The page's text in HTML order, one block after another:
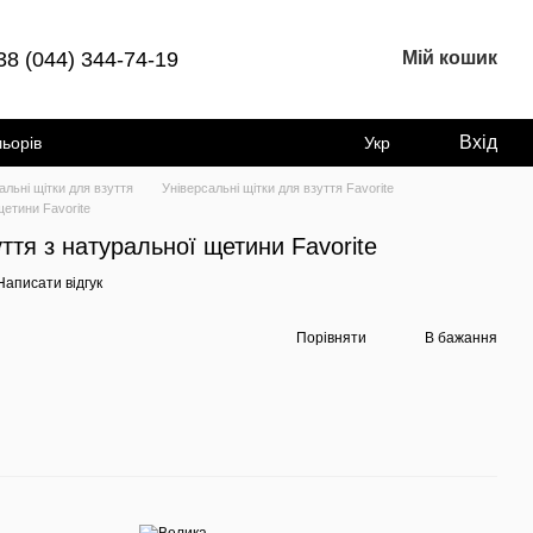
(044) 344-74-19 Мій кошик
Укр Вхід
щітки для взуття
Універсальні щітки для взуття Favorite
Favorite
з натуральної щетини Favorite
відгук
Порівняти В бажання